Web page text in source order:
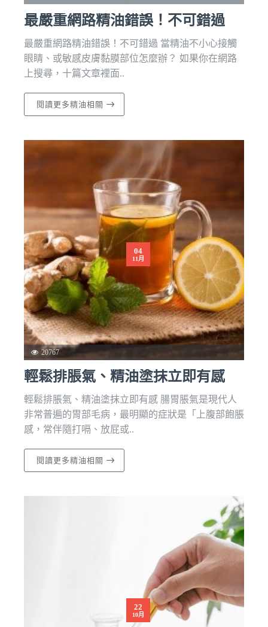
最嚴重網路精油錯誤！不可錯過
最嚴重網路精油錯誤！不可錯過 當精油不小心接觸
眼睛、或敏感皮膚黏膜部位怎麼辦？ 如果你在網路
上搜尋，十篇文章裡面..
閱讀更多精油相關
04
11月
20767
輕鬆排脹氣、精油塗抹立即有感
輕鬆排脹氣、精油塗抹立即有感 腸胃脹氣是現代人
非常普遍的胃部毛病，最明顯的症狀是「上腹部飽脹
感，常伴隨打嗝、放屁或..
閱讀更多精油相關
22
10月